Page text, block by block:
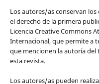
Los autores/as conservan
el derecho de la primera
Licencia Creative Commons
Internacional, que permite a
que mencionen la autoría del
esta revista.
Los autores/as pueden